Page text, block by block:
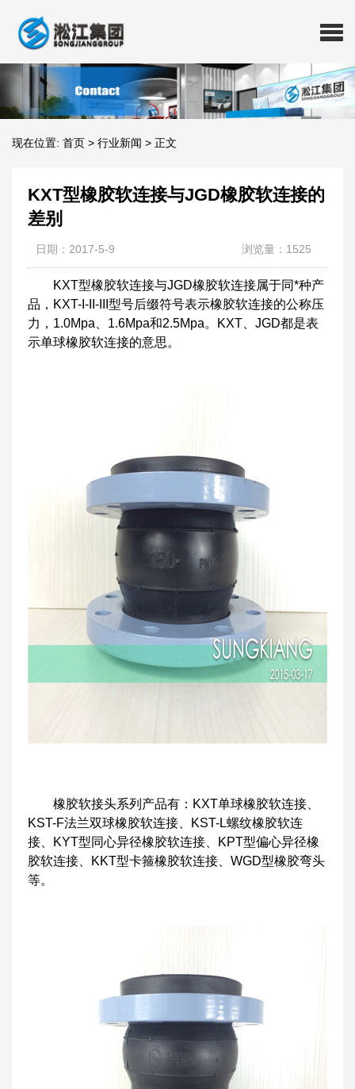
现在位置: 首页 > 行业新闻 > 正文
KXT型橡胶软连接与JGD橡胶软连接的
差别
日期：2017-5-9 浏览量：1525
KXT型橡胶软连接与JGD橡胶软连接属于同*种产
品，KXT-I-II-III型号后缀符号表示橡胶软连接的公称压
力，1.0Mpa、1.6Mpa和2.5Mpa。KXT、JGD都是表
示单球橡胶软连接的意思。
橡胶软接头系列产品有：KXT单球橡胶软连接、
KST-F法兰双球橡胶软连接、KST-L螺纹橡胶软连
接、KYT型同心异径橡胶软连接、KPT型偏心异径橡
胶软连接、KKT型卡箍橡胶软连接、WGD型橡胶弯头
等。